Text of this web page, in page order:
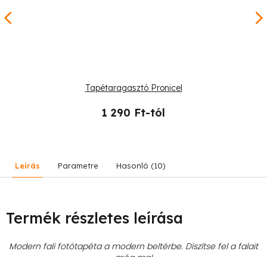
Tapétaragasztó Pronicel
1 290 Ft-tól
Leírás Parametre Hasonló (10)
Termék részletes leírása
Modern fali fotótapéta a modern beltérbe. Díszítse fel a falait